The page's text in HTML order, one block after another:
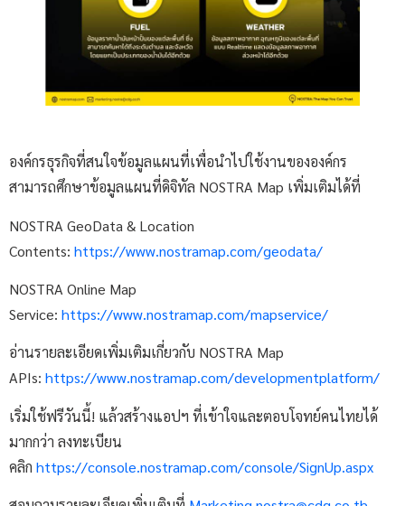
องค์กรธุรกิจที่สนใจข้อมูลแผนที่เพื่อนำไปใช้งานขององค์กร
สามารถศึกษาข้อมูลแผนที่ดิจิทัล NOSTRA Map เพิ่มเติมได้ที่
NOSTRA GeoData & Location
Contents: https://www.nostramap.com/geodata/
NOSTRA Online Map
Service: https://www.nostramap.com/mapservice/
อ่านรายละเอียดเพิ่มเติมเกี่ยวกับ NOSTRA Map
APIs: https://www.nostramap.com/developmentplatform/
เริ่มใช้ฟรีวันนี้! แล้วสร้างแอปฯ ที่เข้าใจและตอบโจทย์คนไทยได้
มากกว่า ลงทะเบียน
คลิก https://console.nostramap.com/console/SignUp.aspx